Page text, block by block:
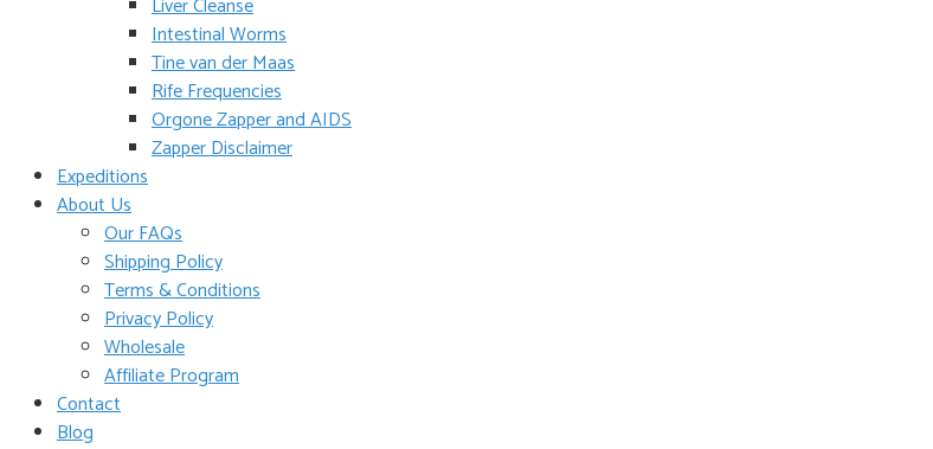
Liver Cleanse
Intestinal Worms
Tine van der Maas
Rife Frequencies
Orgone Zapper and AIDS
Zapper Disclaimer
Expeditions
About Us
Our FAQs
Shipping Policy
Terms & Conditions
Privacy Policy
Wholesale
Affiliate Program
Contact
Blog